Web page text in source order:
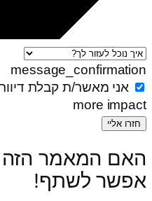
message_confirmation
אני מאשר/ת קבלת
more impact
חזרו אליי
האם המאמר הזה
אפשר לשתף! ‏